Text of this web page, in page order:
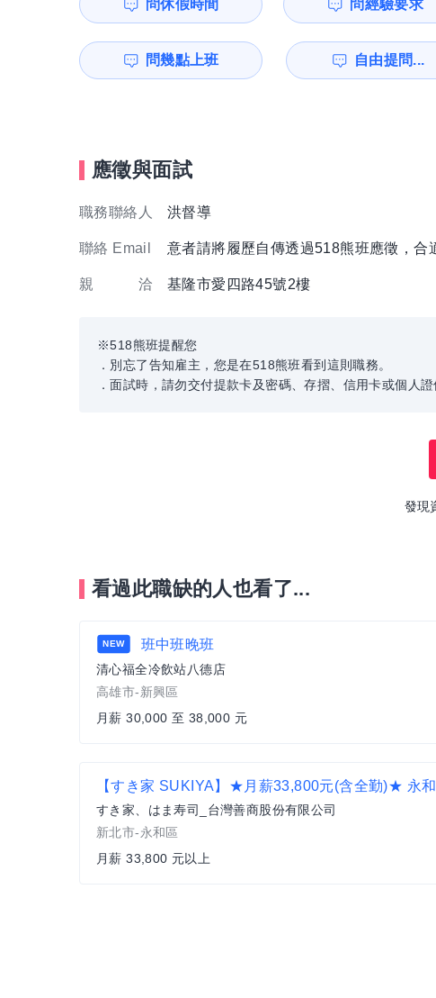
問休假時間 問經驗要求
問幾點上班 自由提問...
應徵與面試
職務聯絡人 洪督導
聯絡 Email 意者請將履歷自傳透過518熊班應徵，合
親 洽 基隆市愛四路45號2樓
※518熊班提醒您
．別忘了告知雇主，您是在518熊班看到這則職務。
．面試時，請勿交付提款卡及密碼、存摺、信用卡或個人
發現
看過此職缺的人也看了...
NEW 班中班晚班
清心福全冷飲站八德店
高雄市-新興區
月薪 30,000 至 38,000 元
すき家、はま寿司_台灣善商股份有限公司
新北市-永和區
月薪 33,800 元以上